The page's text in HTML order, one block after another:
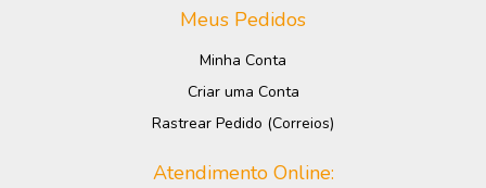
Meus Pedidos
Minha Conta
Criar uma Conta
Rastrear Pedido (Correios)
Atendimento Online: